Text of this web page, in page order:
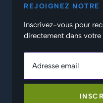
REJOIGNEZ NOTRE
Inscrivez-vous pour
directement dans
Adresse email